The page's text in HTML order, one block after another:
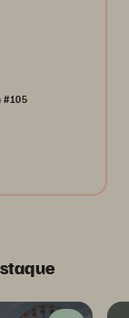
#105